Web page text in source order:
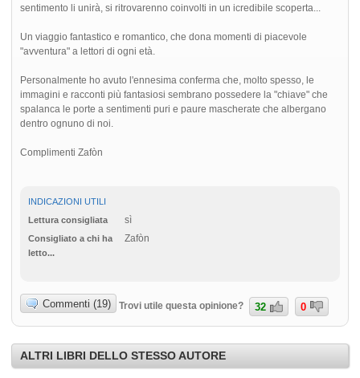
sentimento li unirà, si ritrovarenno coinvolti in un icredibile scoperta...
Un viaggio fantastico e romantico, che dona momenti di piacevole
"avventura" a lettori di ogni età.
Personalmente ho avuto l'ennesima conferma che, molto spesso, le
immagini e racconti più fantasiosi sembrano possedere la "chiave" che
spalanca le porte a sentimenti puri e paure mascherate che albergano
dentro ognuno di noi.
Complimenti Zafòn
INDICAZIONI UTILI
Lettura consigliata
sì
Consigliato a chi ha
letto...
Zafòn
Commenti (19) Trovi utile questa opinione? 32 0
ALTRI LIBRI DELLO STESSO AUTORE